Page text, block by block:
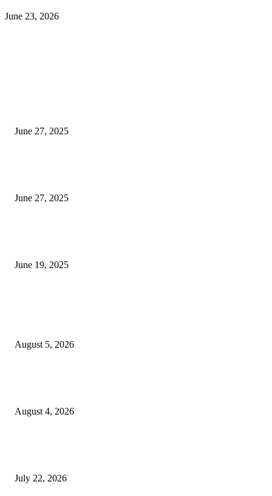
June 23, 2026
June 27, 2025
June 27, 2025
June 19, 2025
August 5, 2026
August 4, 2026
July 22, 2026